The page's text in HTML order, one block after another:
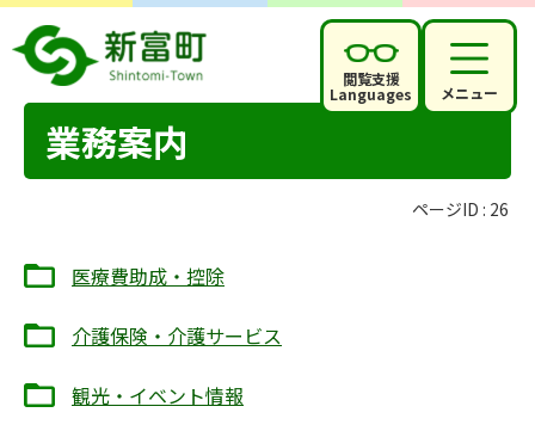
閲覧支援
Languages メニュー
業務案内
ページID : 26
医療費助成・控除
介護保険・介護サービス
観光・イベント情報